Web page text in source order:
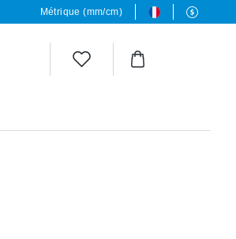
Métrique (mm/cm)